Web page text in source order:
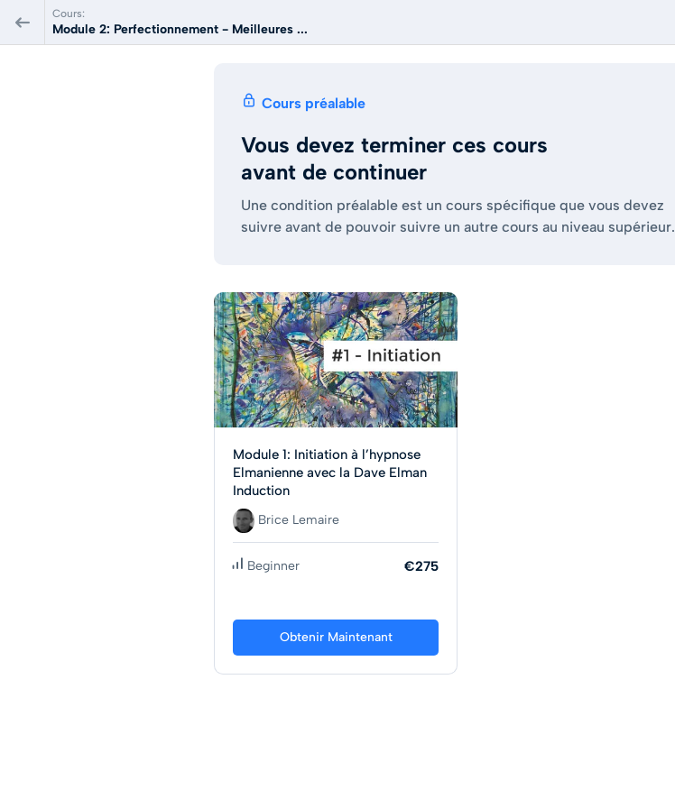
Cours:
Module 2: Perfectionnement - Meilleures ...
Cours préalable
Vous devez terminer ces cours
avant de continuer
Une condition préalable est un cours spécifique que vous devez
suivre avant de pouvoir suivre un autre cours au niveau supérieur.
Module 1: Initiation à l’hypnose
Elmanienne avec la Dave Elman
Induction
Brice Lemaire
Beginner €275
Obtenir Maintenant